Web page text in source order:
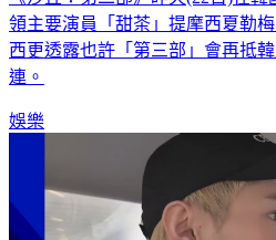
領主要演員「甜茶」提摩西夏勒
西更透露也許「第三部」會再抵
連。
娛樂